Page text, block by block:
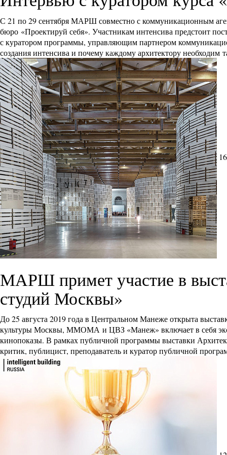
С 21 по 29 сентября МАРШ совместно с коммуникационным
бюро «Проектируй себя». Участникам интенсива предстоит
с куратором программы, управляющим партнером
создания интенсива и почему каждому архитектору необходим
МАРШ примет участие в
студий Москвы»
До 25 августа 2019 года в Центральном Манеже открыта
культуры Москвы, ММОМА и ЦВЗ «Манеж» включает в себя
кинопоказы. В рамках публичной программы выставки
критик, публицист, преподаватель и куратор публичной